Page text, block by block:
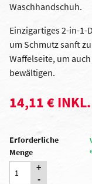
Waschhandschuh.
Einzigartiges 2-in-1-
um Schmutz sanft
Waffelseite, um
bewältigen.
14,11 €
Erforderliche
Menge
+
-